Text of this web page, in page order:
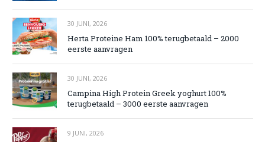
30 JUNI, 2026
Herta Proteine Ham 100% terugbetaald – 2000
eerste aanvragen
30 JUNI, 2026
Campina High Protein Greek yoghurt 100%
terugbetaald – 3000 eerste aanvragen
9 JUNI, 2026